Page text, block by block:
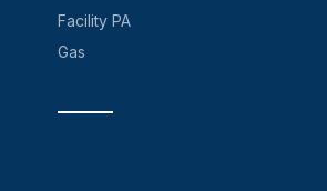
Facility PA
Gas